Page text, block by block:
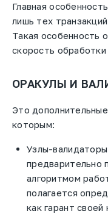
Главная
лишь тех
Такая особенность
скорость
ОРАКУЛЫ И
Это
которым:
Узлы-
предварительно
алгоритмом
полагается
как гарант